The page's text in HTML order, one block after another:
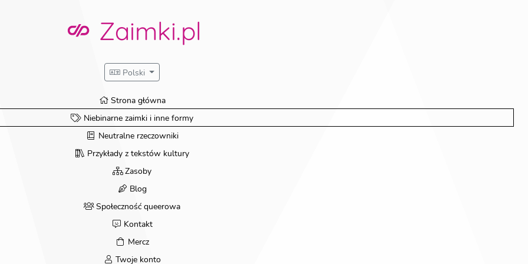
Zaimki.pl
Polski
Strona główna
Niebinarne zaimki i inne formy
Neutralne rzeczowniki
Przykłady z tekstów kultury
Zasoby
Blog
Społeczność queerowa
Kontakt
Mercz
Twoje konto